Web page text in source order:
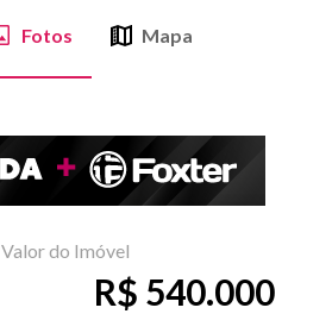
Fotos Mapa
Valor do Imóvel
R$ 540.000